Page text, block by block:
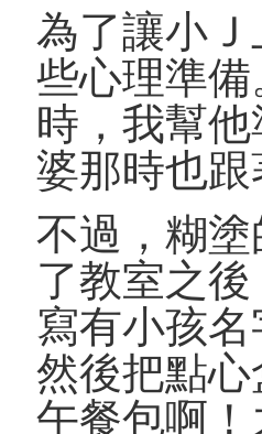
為了讓小
些心理準
時，我幫
婆那時也
不過，糊
了教室之
寫有小孩
然後把點
午餐包啊